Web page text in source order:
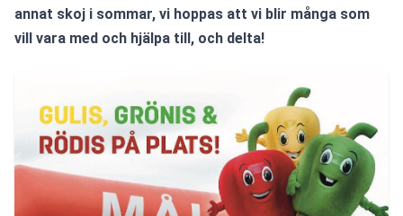
annat skoj i sommar, vi hoppas att vi blir många som
vill vara med och hjälpa till, och delta!